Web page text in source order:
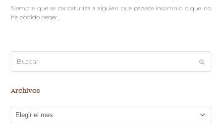
Siempre que se caricaturiza a alguien que padece insomnio o que no
ha podido pegar…
Archivos
Archivos